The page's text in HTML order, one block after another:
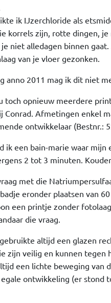
ik IJzerchloride als
korrels zijn, rotte dingen,
je niet alledagen binnen
van je vloer gezonken.
anno 2011 mag ik dit niet
toch opnieuw meerdere
Conrad. Afmetingen enkel
ontwikkelaar (Bestnr.:
ik een bain-marie waar
2 tot 3 minuten.
met die
eronder plaatsen van
een printje zonder
die vraag.
altijd een glazen
zijn veilig en kunnen
een lichte beweging van
ontwikkeling (er stond